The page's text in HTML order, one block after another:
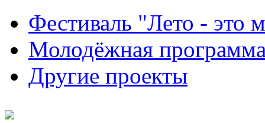
Фестиваль "Лето - это
Молодёжная
Другие проекты